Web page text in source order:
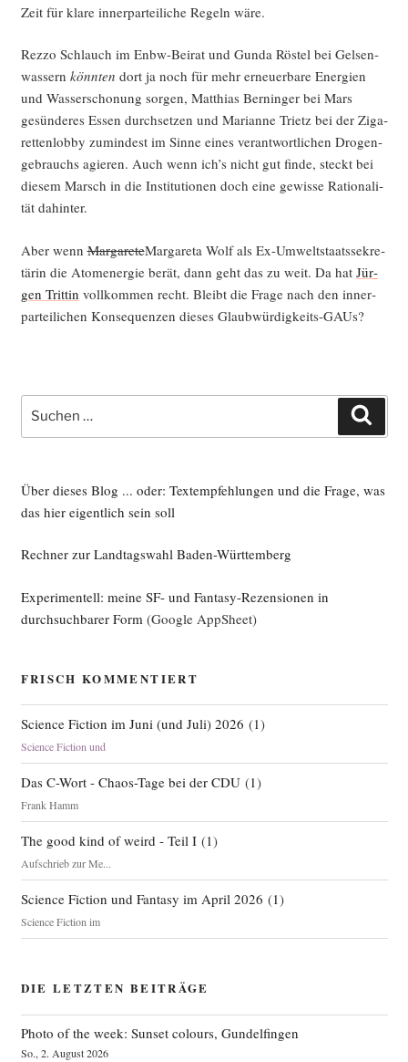
Zeit für kla­re inner­par­tei­li­che Regeln wäre.
Rez­zo Schlauch im Enbw-Bei­rat und Gun­da Rös­tel bei Gel­sen­
was­sern könn­ten dort ja noch für mehr erneu­er­ba­re Ener­gien
und Was­ser­scho­nung sor­gen, Mat­thi­as Ber­nin­ger bei Mars
gesün­de­res Essen durch­set­zen und Mari­an­ne Trietz bei der Ziga­
ret­ten­lob­by zumin­dest im Sin­ne eines ver­ant­wort­li­chen Dro­gen­
ge­brauchs agie­ren. Auch wenn ich’s nicht gut fin­de, steckt bei
die­sem Marsch in die Insti­tu­tio­nen doch eine gewis­se Ratio­na­li­
tät dahinter.
Aber wennMar­ga­re­teMar­ga­re­ta Wolf als Ex-Umwelt­staats­se­kre­
tä­rin die Atom­ener­gie berät, dann geht das zu weit. Da hat Jür­
gen Trit­tin voll­kom­men recht. Bleibt die Fra­ge nach den inner­
par­tei­li­chen Kon­se­quen­zen die­ses Glaubwürdigkeits-GAUs?
Suche
nach:
Über dieses Blog ... oder: Textempfehlungen und die Frage, was
das hier eigentlich sein soll
Rechner zur Landtagswahl Baden-Württemberg
Experimentell: meine SF- und Fantasy-Rezensionen in
durchsuchbarer Form (Google AppSheet)
FRISCH KOMMENTIERT
Science Fiction im Juni (und Juli) 2026 (1)
Science Fiction und
Das C-Wort - Chaos-Tage bei der CDU(1)
Frank Hamm
The good kind of weird - Teil I(1)
Aufschrieb zur Me...
Science Fiction und Fantasy im April 2026 (1)
Science Fiction im
DIE LETZTEN BEITRÄGE
Photo of the week: Sunset colours, Gundelfingen
So., 2. August 2026